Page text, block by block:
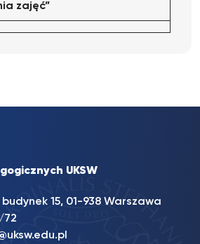
zajęć”
UKSW
15, 01-938 Warszawa
72